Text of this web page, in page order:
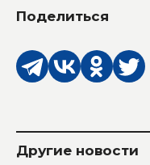
Поделиться
Другие новости